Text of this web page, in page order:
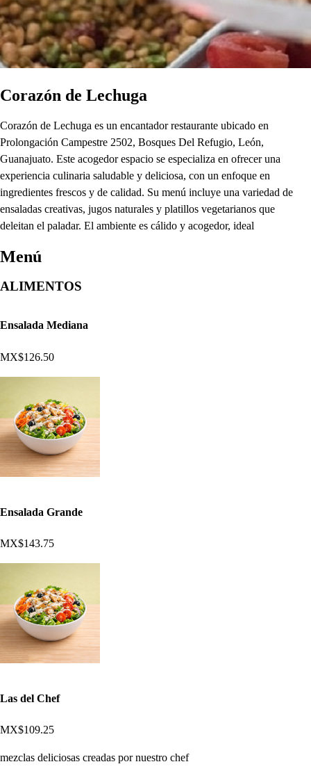
Corazón de Lechuga
Corazón de Lechuga es un encantador restaurante ubicado en
Prolongación Campestre 2502, Bosques Del Refugio, León,
Guanajuato. Este acogedor espacio se especializa en ofrecer una
experiencia culinaria saludable y deliciosa, con un enfoque en
ingredientes frescos y de calidad. Su menú incluye una variedad de
ensaladas creativas, jugos naturales y platillos vegetarianos que
deleitan el paladar. El ambiente es cálido y acogedor, ideal
Menú
ALIMENTOS
Ensalada Mediana
MX$126.50
Ensalada Grande
MX$143.75
Las del Chef
MX$109.25
mezclas deliciosas creadas por nuestro chef